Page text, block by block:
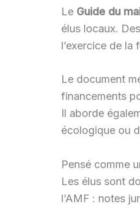
Le Guide du
élus locaux.
l’exercice de la
Le document
financements
Il aborde
écologique ou
Pensé comme
Les élus sont
l’AMF : notes